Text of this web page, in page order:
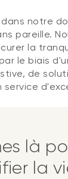
notre
pareille.
la
le biais
de
service
là
la